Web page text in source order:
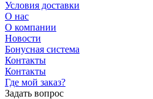
Условия доставки
О нас
О компании
Новости
Бонусная система
Контакты
Контакты
Где мой заказ?
Задать вопрос